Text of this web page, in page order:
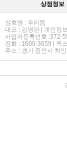
상점정보
상호명 : 우리뜸
대표 : 김영란 | 개인정
사업자등록번호 :372-
전화 : 1600-3659 | 팩
주소 : 경기 용인시 처